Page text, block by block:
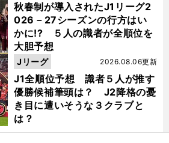
秋春制が導入されたJ1リーグ2
026－27シーズンの行方はい
かに!? ５人の識者が全順位を
大胆予想
J1全順位予想 識者５人が推す
優勝候補筆頭は？ J2降格の憂
き目に遭いそうな３クラブと
は？
2026.08.06更新
Jリーグ